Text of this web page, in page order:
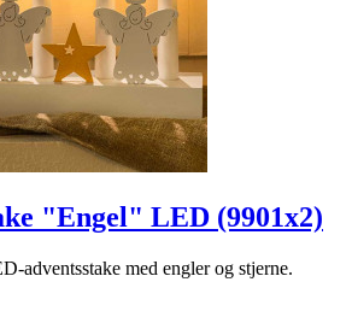
"Engel" LED (9901x2)
adventsstake med engler og stjerne.